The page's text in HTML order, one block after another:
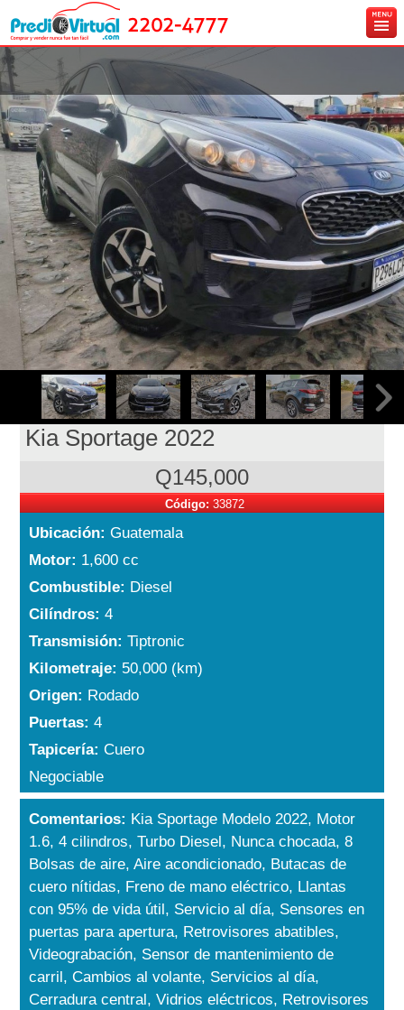
2202-4777
Ingresa tu vehículo gratis
Carros en venta
Créditos y Seguros
Contáctanos
Kia Sportage 2022
Q145,000
Código:33872
Ubicación:Guatemala
Motor: 1,600 cc
Combustible: Diesel
Cilíndros:4
Transmisión:Tiptronic
Kilometraje: 50,000 (km)
Origen: Rodado
Puertas:4
Tapicería:Cuero
Negociable
Comentarios: Kia Sportage Modelo 2022, Motor
1.6, 4 cilindros, Turbo Diesel, Nunca chocada, 8
Bolsas de aire, Aire acondicionado, Butacas de
cuero nítidas, Freno de mano eléctrico, Llantas
con 95% de vida útil, Servicio al día, Sensores en
puertas para apertura, Retrovisores abatibles,
Videograbación, Sensor de mantenimiento de
carril, Cambios al volante, Servicios al día,
Cerradura central, Vidrios eléctricos, Retrovisores